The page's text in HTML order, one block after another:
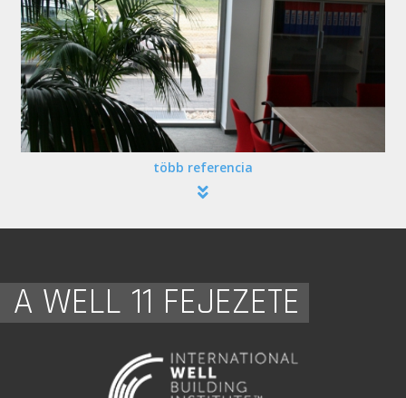
több referencia
A WELL 11 FEJEZETE